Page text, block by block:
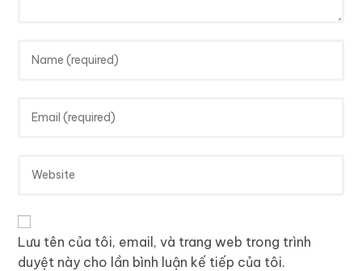
Lưu tên của tôi, email, và trang web trong trình
duyệt này cho lần bình luận kế tiếp của tôi.